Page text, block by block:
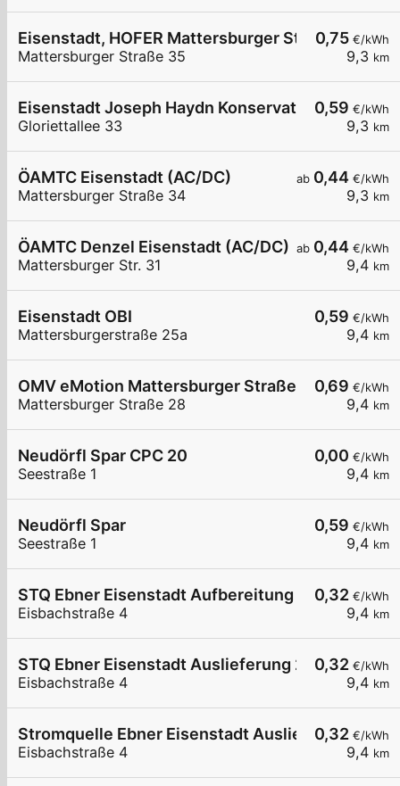
0,75 €/kWh
9,3 km
Eisenstadt, HOFER Mattersburger Str.
Mattersburger Straße 35
0,59 €/kWh
9,3 km
Eisenstadt Joseph Haydn Konservatorium
Gloriettallee 33
ab 0,44 €/kWh
9,3 km
ÖAMTC Eisenstadt (AC/DC)
Mattersburger Straße 34
ab 0,44 €/kWh
9,4 km
ÖAMTC Denzel Eisenstadt (AC/DC)
Mattersburger Str. 31
0,59 €/kWh
9,4 km
Eisenstadt OBI
Mattersburgerstraße 25a
0,69 €/kWh
9,4 km
OMV eMotion Mattersburger Straße 28
Mattersburger Straße 28
0,00 €/kWh
9,4 km
Neudörfl Spar CPC 20
Seestraße 1
0,59 €/kWh
9,4 km
Neudörfl Spar
Seestraße 1
0,32 €/kWh
9,4 km
STQ Ebner Eisenstadt Aufbereitung 1
Eisbachstraße 4
0,32 €/kWh
9,4 km
STQ Ebner Eisenstadt Auslieferung 2
Eisbachstraße 4
0,32 €/kWh
9,4 km
Stromquelle Ebner Eisenstadt Auslieferung
Eisbachstraße 4